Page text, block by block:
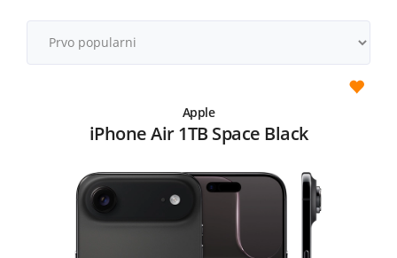
Podrška
Apple
iPhone Air 1TB Space Black